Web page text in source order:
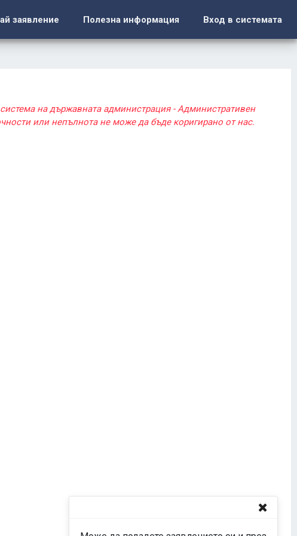
заявление Полезна информация Вход в системата
на държавната администрация - Административен
или непълнота не може да бъде коригирано от нас.